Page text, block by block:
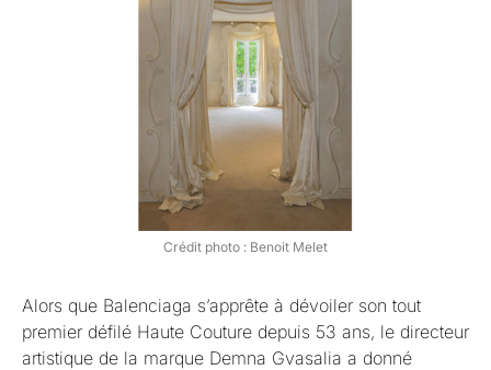
Crédit photo : Benoit Melet
Alors que Balenciaga s’apprête à dévoiler son tout
premier défilé Haute Couture depuis 53 ans, le directeur
artistique de la marque Demna Gvasalia a donné